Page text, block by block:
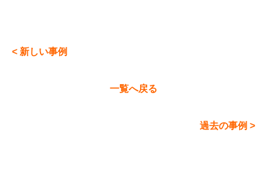
< 新しい事例
一覧へ戻る
過去の事例 >